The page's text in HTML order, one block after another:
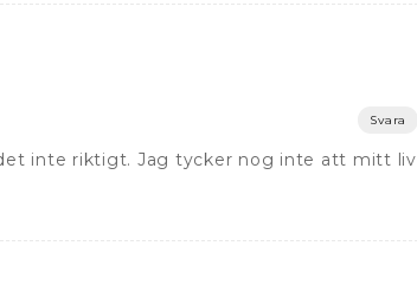
Svara
inte riktigt. Jag tycker nog inte att mitt liv